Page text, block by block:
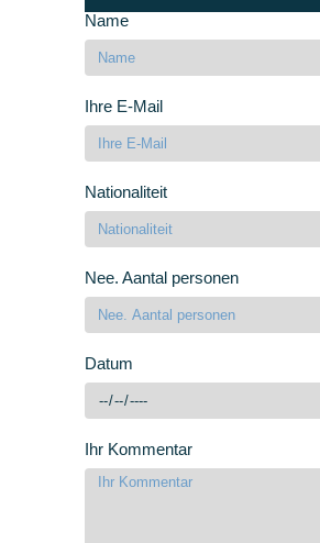
Name
Ihre E-Mail
Nationaliteit
Nee. Aantal personen
Datum
Ihr Kommentar